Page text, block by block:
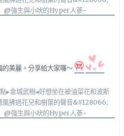
美麗。分享給大家囉～